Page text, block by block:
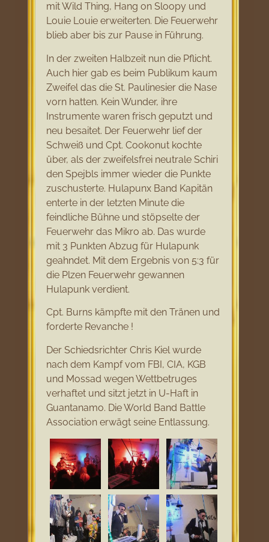
mit Wild Thing, Hang on Sloopy und
Louie Louie erweiterten. Die Feuerwehr
blieb aber bis zur Pause in Führung.
In der zweiten Halbzeit nun die Pflicht.
Auch hier gab es beim Publikum kaum
Zweifel das die St. Paulinesier die Nase
vorn hatten. Kein Wunder, ihre
Instrumente waren frisch geputzt und
neu besaitet. Der Feuerwehr lief der
Schweiß und Cpt. Cookonut kochte
über, als der zweifelsfrei neutrale Schiri
den Spejbls immer wieder die Punkte
zuschusterte. Hulapunx Band Kapitän
enterte in der letzten Minute die
feindliche Bühne und stöpselte der
Feuerwehr das Mikro ab. Das wurde
mit 3 Punkten Abzug für Hulapunk
geahndet. Mit dem Ergebnis von 5:3 für
die Plzen Feuerwehr gewannen
Hulapunk verdient.
Cpt. Burns kämpfte mit den Tränen und
forderte Revanche !
Der Schiedsrichter Chris Kiel wurde
nach dem Kampf vom FBI, CIA, KGB
und Mossad wegen Wettbetruges
verhaftet und sitzt jetzt in U-Haft in
Guantanamo. Die World Band Battle
Association erwägt seine Entlassung.